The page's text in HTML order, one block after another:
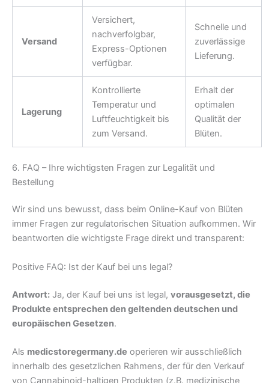
Versand
Versichert,
nachverfolgbar,
Express-Optionen
verfügbar.
Schnelle und
zuverlässige
Lieferung.
Lagerung
Kontrollierte
Temperatur und
Luftfeuchtigkeit bis
zum Versand.
Erhalt der
optimalen
Qualität der
Blüten.
6. FAQ – Ihre wichtigsten Fragen zur Legalität und
Bestellung
Wir sind uns bewusst, dass beim Online-Kauf von Blüten
immer Fragen zur regulatorischen Situation aufkommen. Wir
beantworten die wichtigste Frage direkt und transparent:
Positive FAQ: Ist der Kauf bei uns legal?
Antwort: Ja, der Kauf bei uns ist legal, vorausgesetzt, die
Produkte entsprechen den geltenden deutschen und
europäischen Gesetzen.
Als medicstoregermany.de operieren wir ausschließlich
innerhalb des gesetzlichen Rahmens, der für den Verkauf
von Cannabinoid-haltigen Produkten (z.B. medizinische